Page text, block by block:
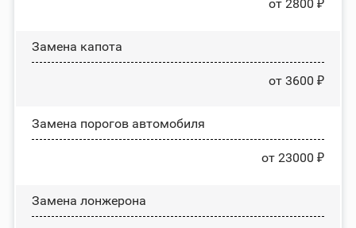
от 2800 ₽
Замена капота
от 3600 ₽
Замена порогов автомобиля
от 23000 ₽
Замена лонжерона